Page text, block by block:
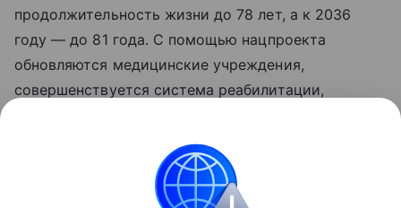
продолжительность жизни до 78 лет, а к 2036
году — до 81 года. С помощью нацпроекта
обновляются медицинские учреждения,
совершенствуется система реабилитации,
исследовательских центров, идет работа
по цифровизации здравоохранения. Обновленные
нацпроекты реализуются по решению